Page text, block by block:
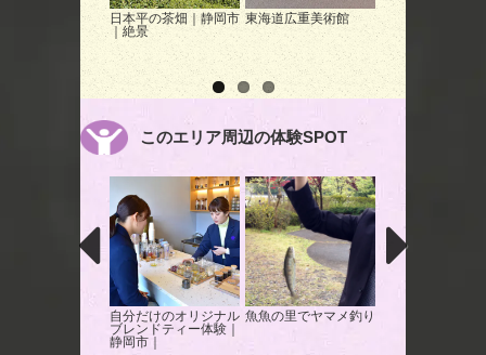
日本平の茶畑｜静岡市
｜絶景
東海道広重美術館
WONDERFUL
CHRISTMASと
ンナイト
2025｜静岡市｜
ント
このエリア周辺の体験SPOT
自分だけのオリジナル
ブレンドティー体験｜
静岡市｜
魚魚の里でヤマメ釣り